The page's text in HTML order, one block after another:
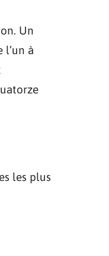
Un
à
les plus